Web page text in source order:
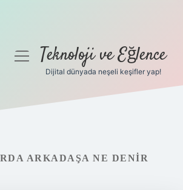
menüyüTeknoloji ve Eğlence
Dijital dünyada neşeli keşifler yap!
ARKADAŞA NE DENIR